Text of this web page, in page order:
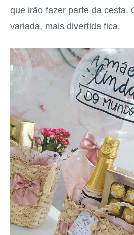
que irão fazer parte da cesta.
variada, mais divertida fica.